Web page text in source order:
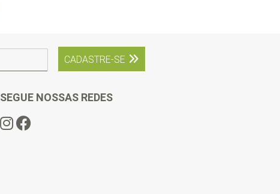
CADASTRE-SE
SEGUE NOSSAS REDES